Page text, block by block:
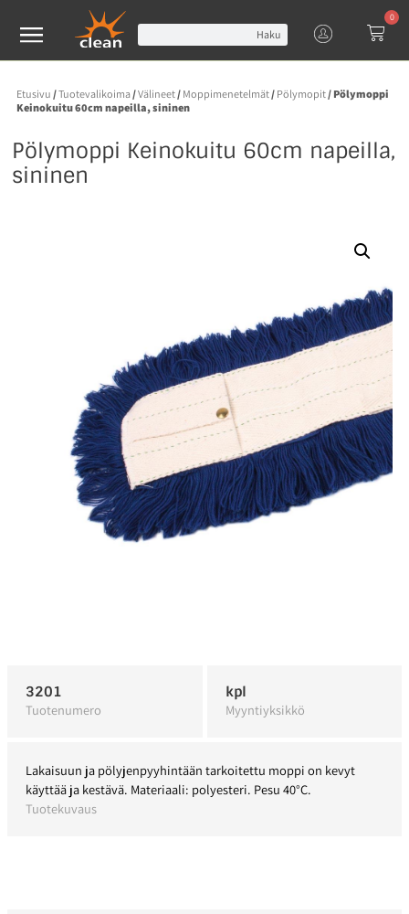
Haku
0
Etusivu /Tuotevalikoima/Välineet/ Moppimenetelmät/ Pölymopit/ Pölymoppi
Keinokuitu 60cm napeilla, sininen
Pölymoppi Keinokuitu 60cm napeilla,
sininen
3201
Tuotenumero
kpl
Myyntiyksikkö
Lakaisuun ja pölyjenpyyhintään tarkoitettu moppi on kevyt
käyttää ja kestävä. Materiaali: polyesteri. Pesu 40°C.
Tuotekuvaus